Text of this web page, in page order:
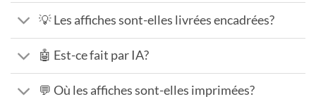
💡 Les affiches sont-elles livrées encadrées?
🤖 Est-ce fait par IA?
💬 Où les affiches sont-elles imprimées?